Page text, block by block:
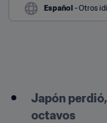
Español - Otros
Japón
octavos